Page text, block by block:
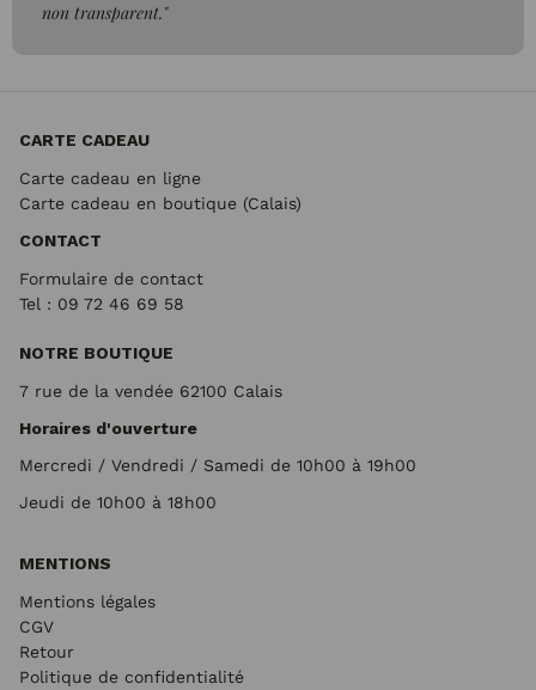
non transparent."
CARTE CADEAU
Carte cadeau en ligne
Carte cadeau en boutique (Calais)
CONTACT
Formulaire de contact
Tel : 09 72 46 69 58
NOTRE BOUTIQUE
7 rue de la vendée 62100 Calais
Horaires d'ouverture
Mercredi / Vendredi / Samedi de 10h00 à 19h00
Jeudi de 10h00 à 18h00
MENTIONS
Mentions légales
CGV
Retour
Politique de confidentialité